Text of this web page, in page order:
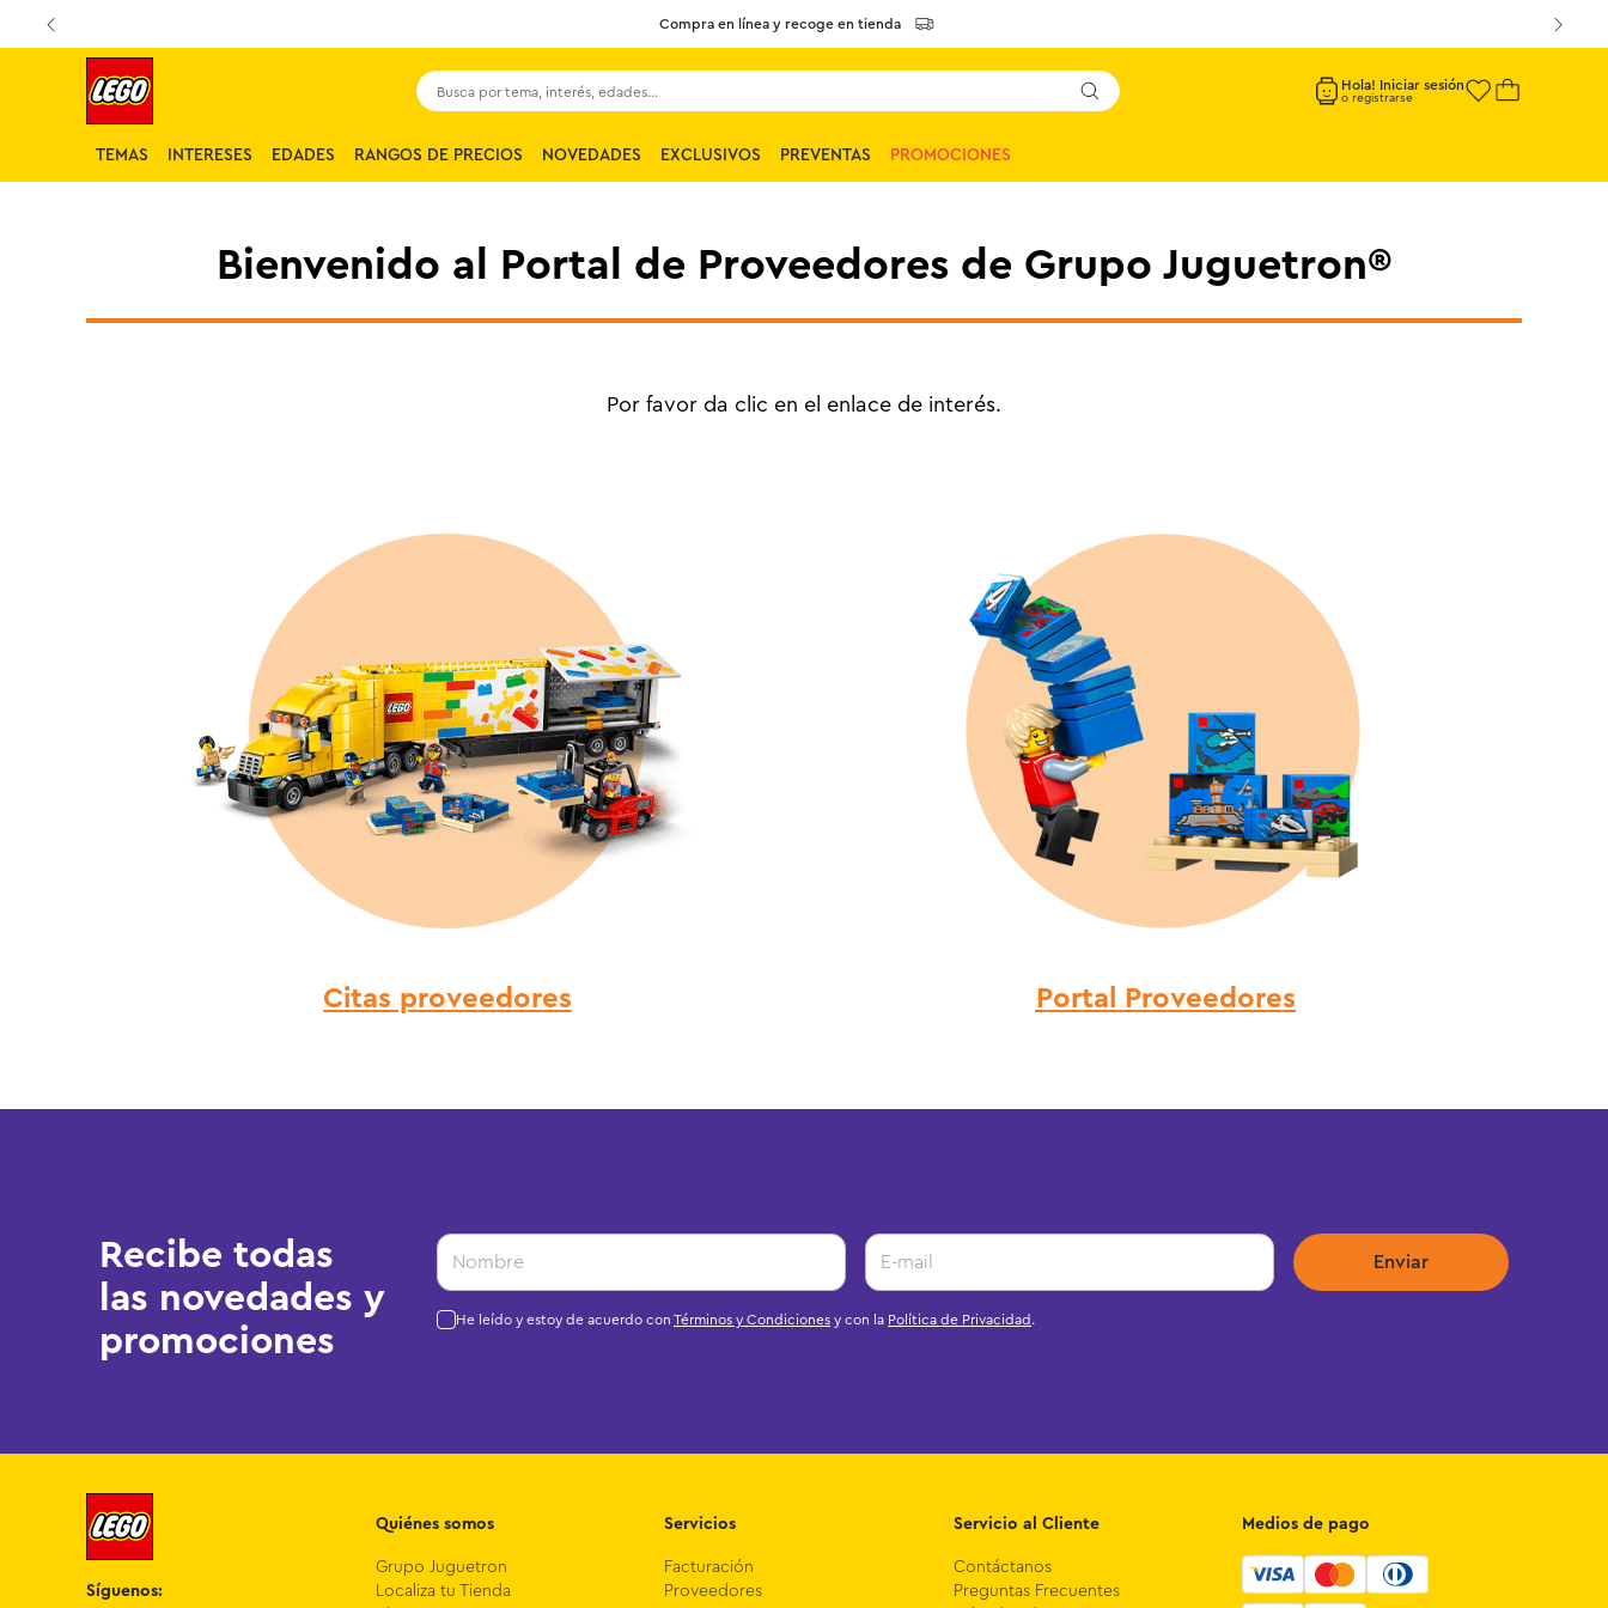
Compra en línea y recoge en tienda
Busca por tema, interés, edades... Hola! Iniciar sesión
TEMAS INTERESES EDADES RANGOS DE PRECIOS NOVEDADES EXCLUSIVOS PREVENTAS PROMOCIONES
Bienvenido al Portal de Proveedores de Grupo Juguetron®
Por favor da clic en el enlace de interés.
Citas proveedores Portal Proveedores
Recibe todas
las novedades y
promociones
Enviar
He leído y estoy de acuerdo con Términos y Condiciones y con la Política de Privacidad .
Síguenos:
Quiénes somos
Grupo Juguetron
Localiza tu Tienda
Servicios
Facturación
Proveedores
Servicio al Cliente
Contáctanos
Preguntas Frecuentes
Medios de pago